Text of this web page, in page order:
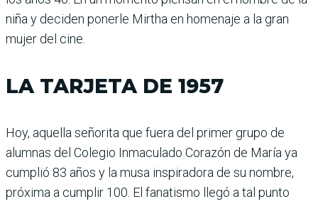
niña y deciden ponerle Mirtha en homenaje a la gran
mujer del cine.
LA TARJETA DE 1957
Hoy, aquella señorita que fuera del primer grupo de
alumnas del Colegio Inmaculado Corazón de María ya
cumplió 83 años y la musa inspiradora de su nombre,
próxima a cumplir 100. El fanatismo llegó a tal punto